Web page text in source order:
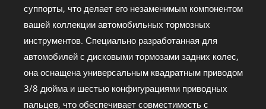
суппорты, что делает его незаменимым компонентом
вашей коллекции автомобильных тормозных
инструментов. Специально разработанная для
автомобилей с дисковыми тормозами задних колес,
она оснащена универсальным квадратным приводом
3/8 дюйма и шестью конфигурациями приводных
пальцев, что обеспечивает совместимость с